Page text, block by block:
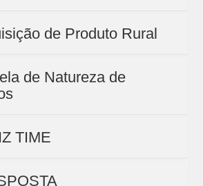
de Produto Rural
de Natureza de
TIME